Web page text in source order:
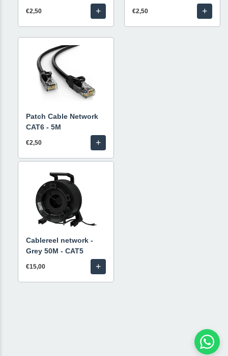
€2,50 + €2,50 +
Patch Cable Network
CAT6 - 5M
€2,50 +
Cablereel network -
Grey 50M - CAT5
€15,00 +